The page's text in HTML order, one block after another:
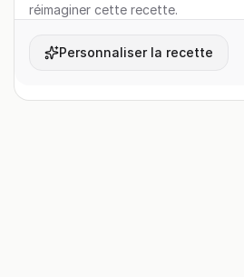
réimaginer cette recette.
Personnaliser la recette